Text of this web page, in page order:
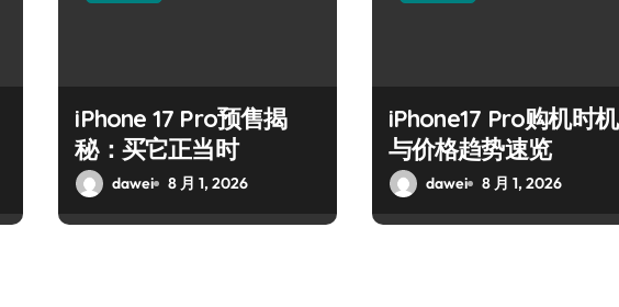
iPhone 17 Pro预售揭
秘：买它正当时
dawei 8 月 1, 2026
iPhone17 Pro购机时机
与价格趋势速览
dawei 8 月 1, 2026